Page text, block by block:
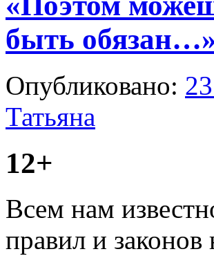
быть
Опубликовано:
Татьяна
12+
Всем нам
правил и